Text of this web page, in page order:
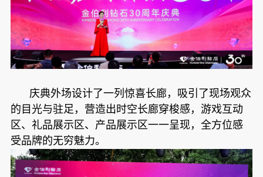
庆典外场设计了一列惊喜长廊，吸引了现场观众
的目光与驻足，营造出时空长廊穿梭感，游戏互动
区、礼品展示区、产品展示区一一呈现，全方位感
受品牌的无穷魅力。